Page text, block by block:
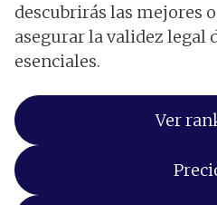
descubrirás las mejores
asegurar la validez legal
esenciales.
Ver